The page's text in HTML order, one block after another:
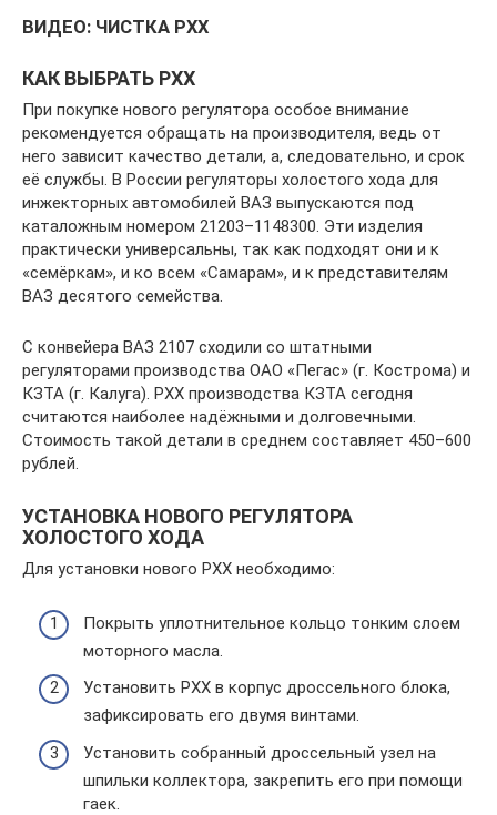
ВИДЕО: ЧИСТКА РХХ
КАК ВЫБРАТЬ РХХ
При покупке нового регулятора особое внимание
рекомендуется обращать на производителя, ведь от
него зависит качество детали, а, следовательно, и срок
её службы. В России регуляторы холостого хода для
инжекторных автомобилей ВАЗ выпускаются под
каталожным номером 21203–1148300. Эти изделия
практически универсальны, так как подходят они и к
«семёркам», и ко всем «Самарам», и к представителям
ВАЗ десятого семейства.
С конвейера ВАЗ 2107 сходили со штатными
регуляторами производства ОАО «Пегас» (г. Кострома) и
КЗТА (г. Калуга). РХХ производства КЗТА сегодня
считаются наиболее надёжными и долговечными.
Стоимость такой детали в среднем составляет 450–600
рублей.
УСТАНОВКА НОВОГО РЕГУЛЯТОРА
ХОЛОСТОГО ХОДА
Для установки нового РХХ необходимо:
Покрыть уплотнительное кольцо тонким слоем
моторного масла.
Установить РХХ в корпус дроссельного блока,
зафиксировать его двумя винтами.
Установить собранный дроссельный узел на
шпильки коллектора, закрепить его при помощи
гаек.